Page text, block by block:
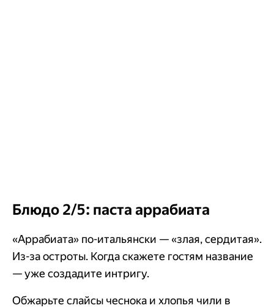
Блюдо 2/5: паста аррабиата
«Аррабиата» по-итальянски — «злая, сердитая».
Из-за остроты. Когда скажете гостям название
— уже создадите интригу.
Обжарьте слайсы чеснока и хлопья чили в